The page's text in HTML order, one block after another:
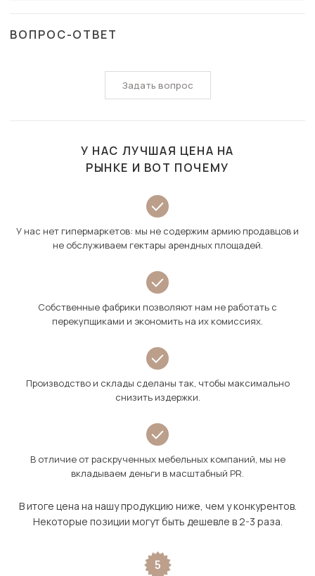
ВОПРОС-ОТВЕТ
Задать вопрос
У НАС ЛУЧШАЯ ЦЕНА НА
РЫНКЕ И ВОТ ПОЧЕМУ
У нас нет гипермаркетов: мы не содержим армию продавцов и
не обслуживаем гектары арендных площадей.
Собственные фабрики позволяют нам не работать с
перекупщиками и экономить на их комиссиях.
Производство и склады сделаны так, чтобы максимально
снизить издержки.
В отличие от раскрученных мебельных компаний, мы не
вкладываем деньги в масштабный PR.
В итоге цена на нашу продукцию ниже, чем у конкурентов.
Некоторые позиции могут быть дешевле в 2-3 раза.
5